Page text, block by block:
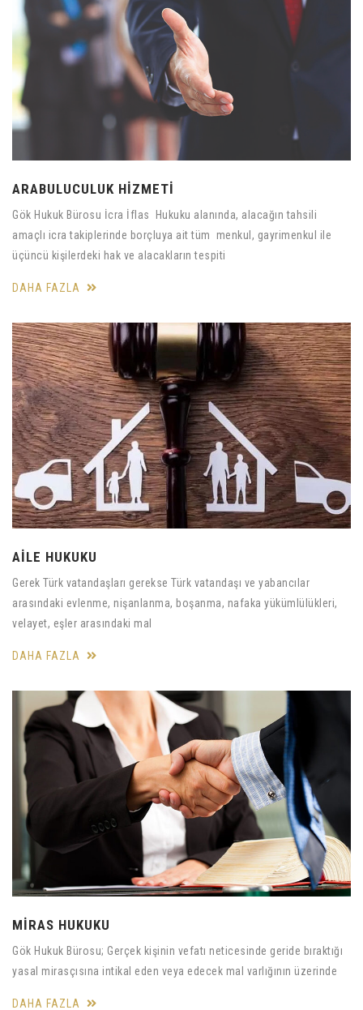
ARABULUCULUK HİZMETİ
Gök Hukuk Bürosu İcra İflas Hukuku alanında, alacağın tahsili
amaçlı icra takiplerinde borçluya ait tüm menkul, gayrimenkul ile
üçüncü kişilerdeki hak ve alacakların tespiti
DAHA FAZLA
AİLE HUKUKU
Gerek Türk vatandaşları gerekse Türk vatandaşı ve yabancılar
arasındaki evlenme, nişanlanma, boşanma, nafaka yükümlülükleri,
velayet, eşler arasındaki mal
DAHA FAZLA
MİRAS HUKUKU
Gök Hukuk Bürosu; Gerçek kişinin vefatı neticesinde geride bıraktığı
yasal mirasçısına intikal eden veya edecek mal varlığının üzerinde
DAHA FAZLA